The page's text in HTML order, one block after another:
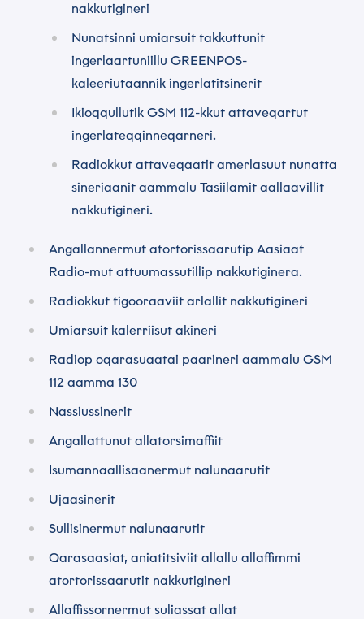
nakkutigineri
Nunatsinni umiarsuit takkuttunit
ingerlaartuniillu GREENPOS-
kaleeriutaannik ingerlatitsinerit
Ikioqqullutik GSM 112-kkut attaveqartut
ingerlateqqinneqarneri.
Radiokkut attaveqaatit amerlasuut nunatta
sineriaanit aammalu Tasiilamit aallaavillit
nakkutigineri.
Angallannermut atortorissaarutip Aasiaat
Radio-mut attuumassutillip nakkutiginera.
Radiokkut tigooraaviit arlallit nakkutigineri
Umiarsuit kalerriisut akineri
Radiop oqarasuaatai paarineri aammalu GSM
112 aamma 130
Nassiussinerit
Angallattunut allatorsimaffiit
Isumannaallisaanermut nalunaarutit
Ujaasinerit
Sullisinermut nalunaarutit
Qarasaasiat, aniatitsiviit allallu allaffimmi
atortorissaarutit nakkutigineri
Allaffissornermut suliassat allat
Suussuseq
Sammisaq
Tusassimi politikkimut
Akuerivara paasissutissat tunniusakka inunnut